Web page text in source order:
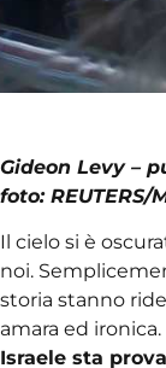
Gideon Levy –
foto:
Il cielo si è
noi.
storia stanno
amara ed ironica.
Israele sta